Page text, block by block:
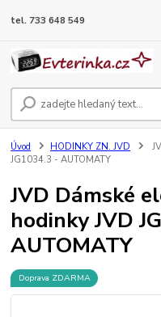
tel. 733 648 549
Úvod HODINKY ZN. JVD
JG1034.3 - AUTOMATY
JVD Dámské
hodinky JVD
AUTOMATY
Doprava ZDARMA